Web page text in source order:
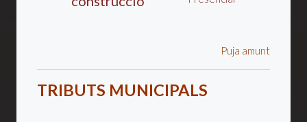
Puja amunt
TRIBUTS MUNICIPALS